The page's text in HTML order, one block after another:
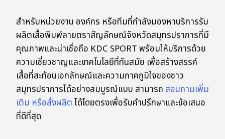
สำหรับหน่วยงาน องค์กร หรือทีมที่กำลังมองหาบริการรับ
ผลิตเสื้อพิมพ์ลายตราสัญลักษณ์จังหวัดสมุทรปราการที่มี
คุณภาพและน่าเชื่อถือ KDC SPORT พร้อมให้บริการด้วย
ความเชี่ยวชาญและเทคโนโลยีที่ทันสมัย เพื่อสร้างสรรค์
เสื้อที่สะท้อนเอกลักษณ์และความภาคภูมิใจของชาว
สมุทรปราการได้อย่างสมบูรณ์แบบ สามารถ สอบถามเพิ่ม
เติม หรือสั่งผลิตได้โดยตรงเพื่อรับคำปรึกษาและข้อเสนอ
ที่ดีที่สุด